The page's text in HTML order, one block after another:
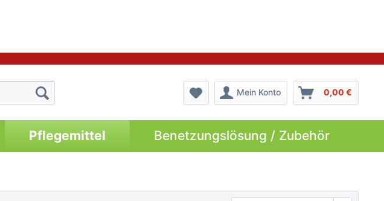
Mein Konto 0,00 €
Pflegemittel Benetzungslösung / Zubehör